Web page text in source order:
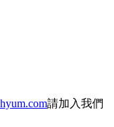
請加入我們